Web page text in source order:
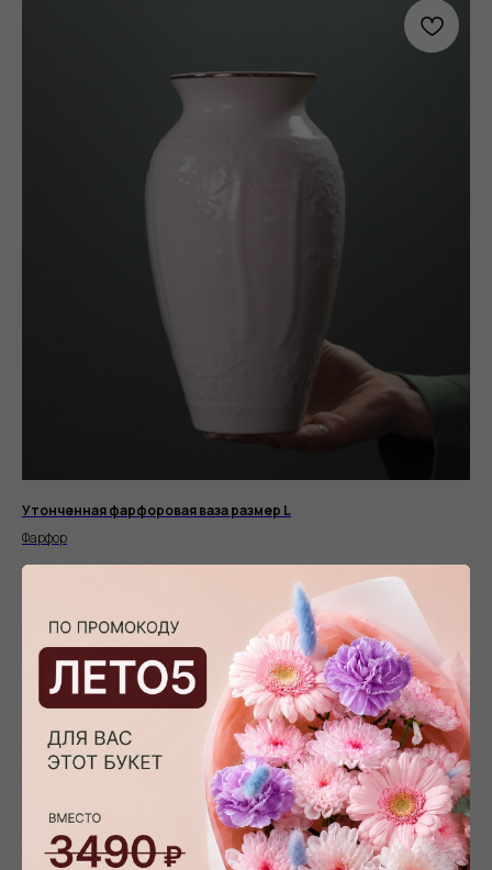
Утонченная фарфоровая ваза размер L
Фарфор
6 050р.